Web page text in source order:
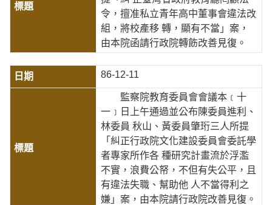
令，擅准私立青年高中董事會違法改
組，將校產移 轉，顯有不當」案，
由本院函請行政院轉飭改善見復。
86-12-11
監察院教育委員會會議本﹝十
一﹞日上午通過並公布陳委員進利、
林委員 秋山、黃委員肇珩三人所提
「糾正行政院文化建設委員會委託學
者專家所作各 種研究計畫流於浮濫
不實，浪費公帑，不但有失公平，且
有違法失職、幫助他 人不當得利之
嫌」案，由本院請行政院改善見復。